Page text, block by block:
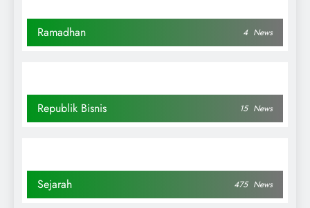
Ramadhan 4 News
Republik Bisnis 15 News
Sejarah 475 News